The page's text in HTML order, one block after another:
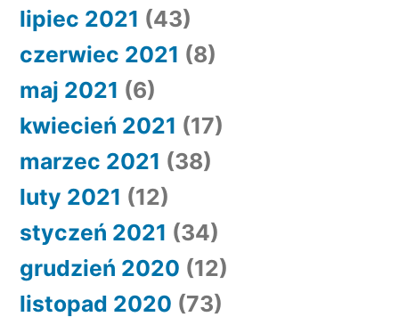
lipiec 2021 (43)
czerwiec 2021 (8)
maj 2021 (6)
kwiecień 2021 (17)
marzec 2021 (38)
luty 2021 (12)
styczeń 2021 (34)
grudzień 2020 (12)
listopad 2020 (73)